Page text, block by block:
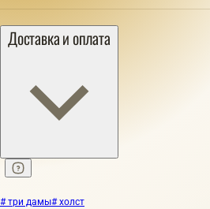
Доставка и оплата
# три дамы# холст